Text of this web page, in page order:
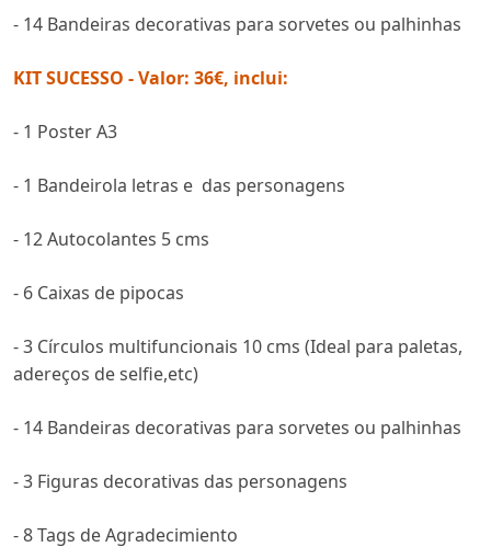
- 14 Bandeiras decorativas para sorvetes ou palhinhas
KIT SUCESSO - Valor: 36€, inclui:
- 1 Poster A3
- 1 Bandeirola letras e das personagens
- 12 Autocolantes 5 cms
- 6 Caixas de pipocas
- 3 Círculos multifuncionais 10 cms (Ideal para paletas,
adereços de selfie,etc)
- 14 Bandeiras decorativas para sorvetes ou palhinhas
- 3 Figuras decorativas das personagens
- 8 Tags de Agradecimiento